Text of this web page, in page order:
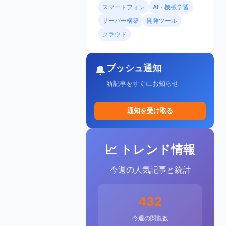
スマートフォン
AI・機械学習
サーバー構築
開発ツール
クラウド
🔔プッシュ通知
新記事をすぐにお知らせ
通知を受け取る
📈 トレンド情報
今週の人気記事と統計
432
今週の閲覧数